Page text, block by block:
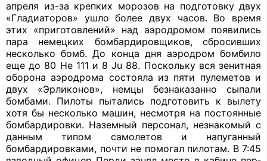
апреля из-за крепких морозов на подготовку двух
«Гладиато­ров» ушло более двух часов. Во время
этих «приготовлений» над аэродромом появились
пара немецких бомбардиров­щиков, сбросивших
несколько бомб. До конца дня аэродром бомбило
еще до 80 Не 111 и 8Ju 88. Поскольку вся зенитная
оборона аэродрома состояла из пяти пу­леметов и
двух «Эрликонов», немцы без­наказанно сыпали
бомбами. Пилоты пы­тались подготовить к вылету
хотя бы не­сколько машин, несмотря на постоянные
бомбардировки. Наземный персонал, незнакомый с
данным типом самолетов и напуганный
бомбардировками, почти не помогал пилотам. В 7:45